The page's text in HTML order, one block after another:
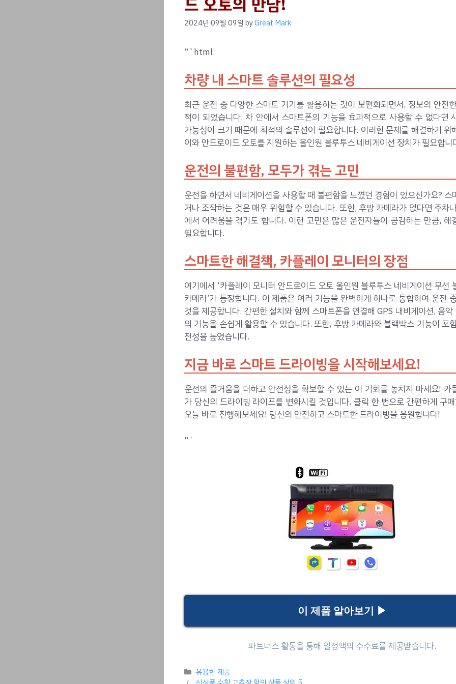
2024년 09월 09일 byGreat Mark
“`html
차량 내 스마트 솔루션의 필요성
최근 운전 중 다양한 스마트 기기를 활용하는 것이 보편화되면서, 정보의 안전
적이 되었습니다. 차 안에서 스마트폰의 기능을 효과적으로 사용할 수 없다면
가능성이 크기 때문에 최적의 솔루션이 필요합니다. 이러한 문제를 해결하기 위
이와 안드로이드 오토를 지원하는 올인원 블루투스 네비게이션 장치가 필요합니
운전의 불편함, 모두가 겪는 고민
운전을 하면서 네비게이션을 사용할 때 불편함을 느꼈던 경험이 있으신가요? 스
거나 조작하는 것은 매우 위험할 수 있습니다. 또한, 후방 카메라가 없다면 주차
에서 어려움을 겪기도 합니다. 이런 고민은 많은 운전자들이 공감하는 만큼, 해
필요합니다.
스마트한 해결책, 카플레이 모니터의 장점
여기에서 ‘카플레이 모니터 안드로이드 오토 올인원 블루투스 네비게이션 무선
카메라’가 등장합니다. 이 제품은 여러 기능을 완벽하게 하나로 통합하여 운전
것을 제공합니다. 간편한 설치와 함께 스마트폰을 연결해 GPS 내비게이션, 음
의 기능을 손쉽게 활용할 수 있습니다. 또한, 후방 카메라와 블랙박스 기능이 포
전성을 높였습니다.
지금 바로 스마트 드라이빙을 시작해보세요!
운전의 즐거움을 더하고 안전성을 확보할 수 있는 이 기회를 놓치지 마세요! 카
가 당신의 드라이빙 라이프를 변화시킬 것입니다. 클릭 한 번으로 간편하게 구
오늘 바로 진행해보세요! 당신의 안전하고 스마트한 드라이빙을 응원합니다!
“`
이 제품 알아보기 ▶
Categories
유용한 제품